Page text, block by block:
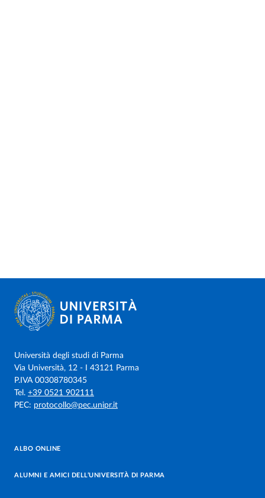
Università degli studi di Parma
Via Università, 12 - I 43121 Parma
P.IVA 00308780345
Tel. +39 0521 902111
PEC: protocollo@pec.unipr.it
ALBO ONLINE
ALUMNI E AMICI DELL’UNIVERSITÀ DI PARMA